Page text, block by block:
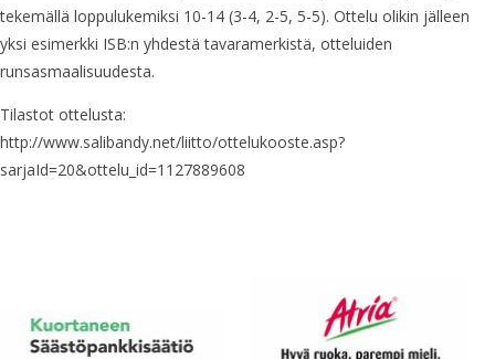
tekemällä loppulukemiksi 10-14 (3-4, 2-5, 5-5). Ottelu olikin jälleen
yksi esimerkki ISB:n yhdestä tavaramerkistä, otteluiden
runsasmaalisuudesta.
Tilastot ottelusta:
http://www.salibandy.net/liitto/ottelukooste.asp?
sarjaId=20&ottelu_id=1127889608